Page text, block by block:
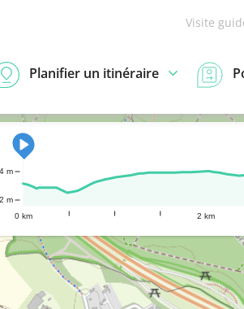
Visite
Planifier un itinéraire
0 km 2 km
m
m